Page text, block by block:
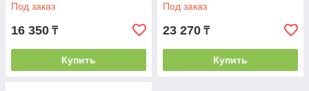
Под заказ
16 350 ₸
Купить
Под заказ
23 270 ₸
Купить